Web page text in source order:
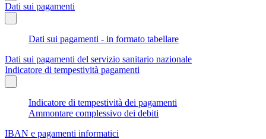
Dati sui pagamenti
Dati sui pagamenti - in formato tabellare
Dati sui pagamenti del servizio sanitario nazionale
Indicatore di tempestività pagamenti
Indicatore di tempestività dei pagamenti
Ammontare complessivo dei debiti
IBAN e pagamenti informatici